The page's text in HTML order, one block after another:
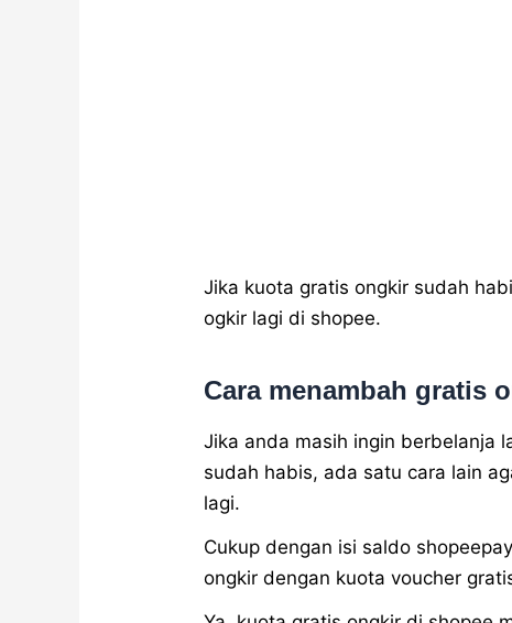
Jika kuota gratis ongkir sudah
ogkir lagi di shopee.
Cara menambah gratis
Jika anda masih ingin berbelanja
sudah habis, ada satu cara lain
lagi.
Cukup dengan isi saldo
ongkir dengan kuota voucher